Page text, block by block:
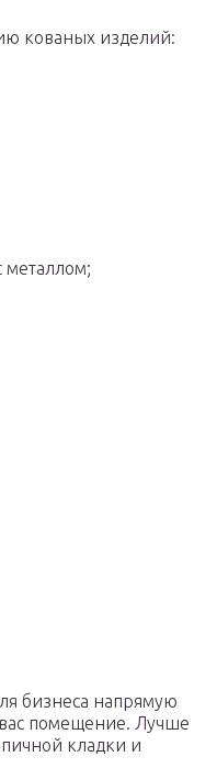
кованых изделий:
металлом;
бизнеса напрямую
вас помещение. Лучше
кладки и